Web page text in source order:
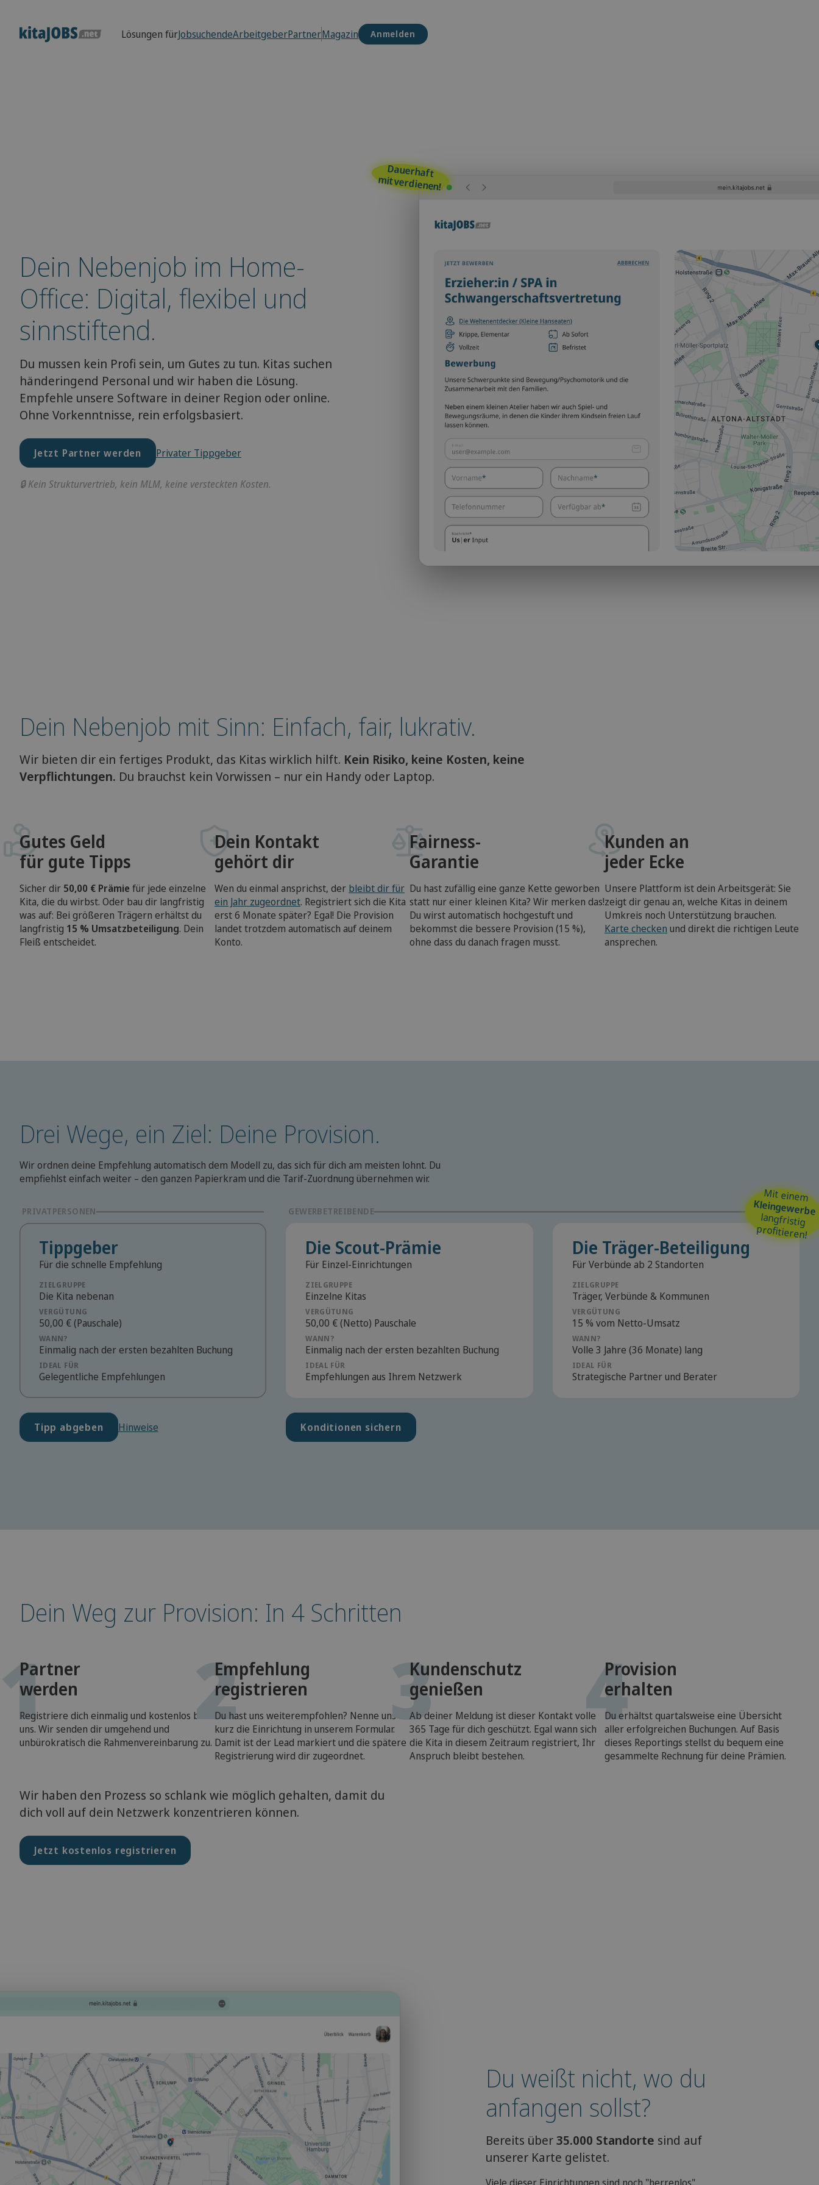
Lösungen fürJobsuchendeArbeitgeberPartnerMagazin Anmelden
Dein Nebenjob im Home-
Office: Digital, flexibel und
sinnstiftend.
Du mussen kein Profi sein, um Gutes zu tun. Kitas suchen
händeringend Personal und wir haben die Lösung.
Empfehle unsere Software in deiner Region oder online.
Ohne Vorkenntnisse, rein erfolgsbasiert.
Jetzt Partner werden Privater Tippgeber
🔒 Kein Strukturvertrieb, kein MLM, keine versteckten Kosten.
Dauerhaft
mitverdienen!
Dein Nebenjob mit Sinn: Einfach, fair, lukrativ.
Wir bieten dir ein fertiges Produkt, das Kitas wirklich hilft. Kein Risiko, keine Kosten, keine
Verpflichtungen. Du brauchst kein Vorwissen – nur ein Handy oder Laptop.
Gutes Geld
für gute Tipps
Sicher dir 50,00 € Prämie für jede einzelne
Kita, die du wirbst. Oder bau dir langfristig
was auf: Bei größeren Trägern erhältst du
langfristig 15 % Umsatzbeteiligung. Dein
Fleiß entscheidet.
Dein Kontakt
gehört dir
Wen du einmal ansprichst, der bleibt dir für
ein Jahr zugeordnet. Registriert sich die Kita
erst 6 Monate später? Egal! Die Provision
landet trotzdem automatisch auf deinem
Konto.
Fairness-
Garantie
Du hast zufällig eine ganze Kette geworben
statt nur einer kleinen Kita? Wir merken das!
Du wirst automatisch hochgestuft und
bekommst die bessere Provision (15 %),
ohne dass du danach fragen musst.
Kunden an
jeder Ecke
Unsere Plattform ist dein Arbeitsgerät: Sie
zeigt dir genau an, welche Kitas in deinem
Umkreis noch Unterstützung brauchen.
Karte checken und direkt die richtigen Leute
ansprechen.
Drei Wege, ein Ziel: Deine Provision.
Wir ordnen deine Empfehlung automatisch dem Modell zu, das sich für dich am meisten lohnt. Du
empfiehlst einfach weiter – den ganzen Papierkram und die Tarif-Zuordnung übernehmen wir.
PRIVATPERSONEN
Tippgeber
Für die schnelle Empfehlung
ZIELGRUPPE
Die Kita nebenan
VERGÜTUNG
50,00 € (Pauschale)
WANN?
Einmalig nach der ersten bezahlten Buchung
IDEAL FÜR
Gelegentliche Empfehlungen
Tipp abgeben Hinweise
GEWERBETREIBENDE
Die Scout-Prämie
Für Einzel-Einrichtungen
ZIELGRUPPE
Einzelne Kitas
VERGÜTUNG
50,00 € (Netto) Pauschale
WANN?
Einmalig nach der ersten bezahlten Buchung
IDEAL FÜR
Empfehlungen aus Ihrem Netzwerk
Die Träger-Beteiligung
Für Verbünde ab 2 Standorten
ZIELGRUPPE
Träger, Verbünde & Kommunen
VERGÜTUNG
15 % vom Netto-Umsatz
WANN?
Volle 3 Jahre (36 Monate) lang
IDEAL FÜR
Strategische Partner und Berater
Konditionen sichern
Mit einem
Kleingewerbe
langfristig
profitieren!
Dein Weg zur Provision: In 4 Schritten
1
Partner
werden
Registriere dich einmalig und kostenlos bei
uns. Wir senden dir umgehend und
unbürokratisch die Rahmenvereinbarung zu.2Empfehlung
registrieren
Du hast uns weiterempfohlen? Nenne uns
kurz die Einrichtung in unserem Formular.
Damit ist der Lead markiert und die spätere
Registrierung wird dir zugeordnet.
3Kundenschutz
genießen
Ab deiner Meldung ist dieser Kontakt volle
365 Tage für dich geschützt. Egal wann sich
die Kita in diesem Zeitraum registriert, Ihr
Anspruch bleibt bestehen.
4
Provision
erhalten
Du erhältst quartalsweise eine Übersicht
aller erfolgreichen Buchungen. Auf Basis
dieses Reportings stellst du bequem eine
gesammelte Rechnung für deine Prämien.
Wir haben den Prozess so schlank wie möglich gehalten, damit du
dich voll auf dein Netzwerk konzentrieren können.
Jetzt kostenlos registrieren
Du weißt nicht, wo du
anfangen sollst?
Bereits über35.000 Standorte sind auf
unserer Karte gelistet.